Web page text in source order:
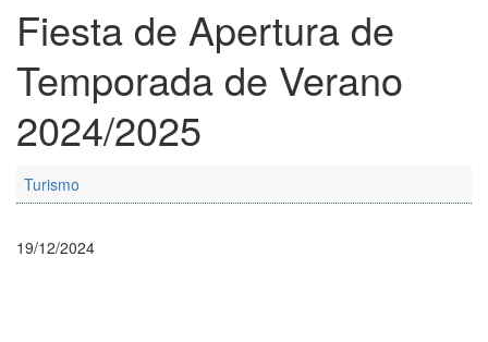
Fiesta de Apertura de
Temporada de Verano
2024/2025
Turismo
19/12/2024